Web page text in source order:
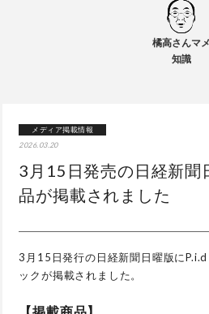
橘高さんマメ
知識
メディア掲載情報
2026.03.20
3月15日発売の日経新聞
品が掲載されました
3月15日発行の日経新聞日曜版に
ックが掲載されました。